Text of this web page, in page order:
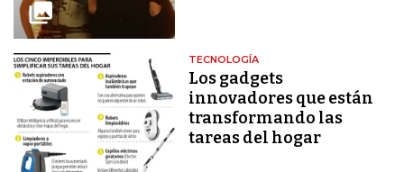
TECNOLOGÍA
Los gadgets
innovadores que están
transformando las
tareas del hogar